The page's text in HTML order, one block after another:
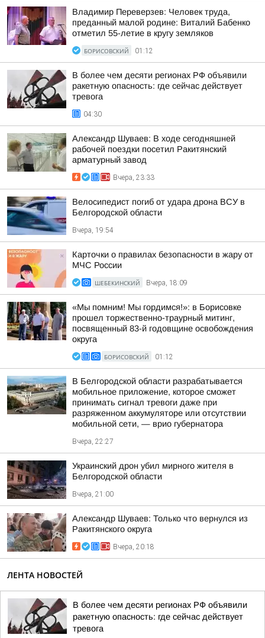
Владимир Переверзев: Человек труда,
преданный малой родине: Виталий Бабенко
отметил 55-летие в кругу земляков
БОРИСОВСКИЙ 01:12
В более чем десяти регионах РФ объявили
ракетную опасность: где сейчас действует
тревога
04:30
Александр Шуваев: В ходе сегодняшней
рабочей поездки посетил Ракитянский
арматурный завод
Вчера, 23:33
Велосипедист погиб от удара дрона ВСУ в
Белгородской области
Вчера, 19:54
Карточки о правилах безопасности в жару от
МЧС России
ШЕБЕКИНСКИЙ Вчера, 18:09
«Мы помним! Мы гордимся!»: в Борисовке
прошел торжественно-траурный митинг,
посвященный 83-й годовщине освобождения
округа
БОРИСОВСКИЙ 01:12
В Белгородской области разрабатывается
мобильное приложение, которое сможет
принимать сигнал тревоги даже при
разряженном аккумуляторе или отсутствии
мобильной сети, — врио губернатора
Вчера, 22:27
Украинский дрон убил мирного жителя в
Белгородской области
Вчера, 21:00
Александр Шуваев: Только что вернулся из
Ракитянского округа
Вчера, 20:18
ЛЕНТА НОВОСТЕЙ
В более чем десяти регионах РФ объявили
ракетную опасность: где сейчас действует
тревога